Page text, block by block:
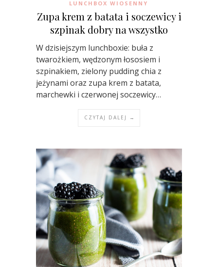
LUNCHBOX WIOSENNY
Zupa krem z batata i soczewicy i
szpinak dobry na wszystko
W dzisiejszym lunchboxie: buła z
twarożkiem, wędzonym łososiem i
szpinakiem, zielony pudding chia z
jeżynami oraz zupa krem z batata,
marchewki i czerwonej soczewicy…
CZYTAJ DALEJ →